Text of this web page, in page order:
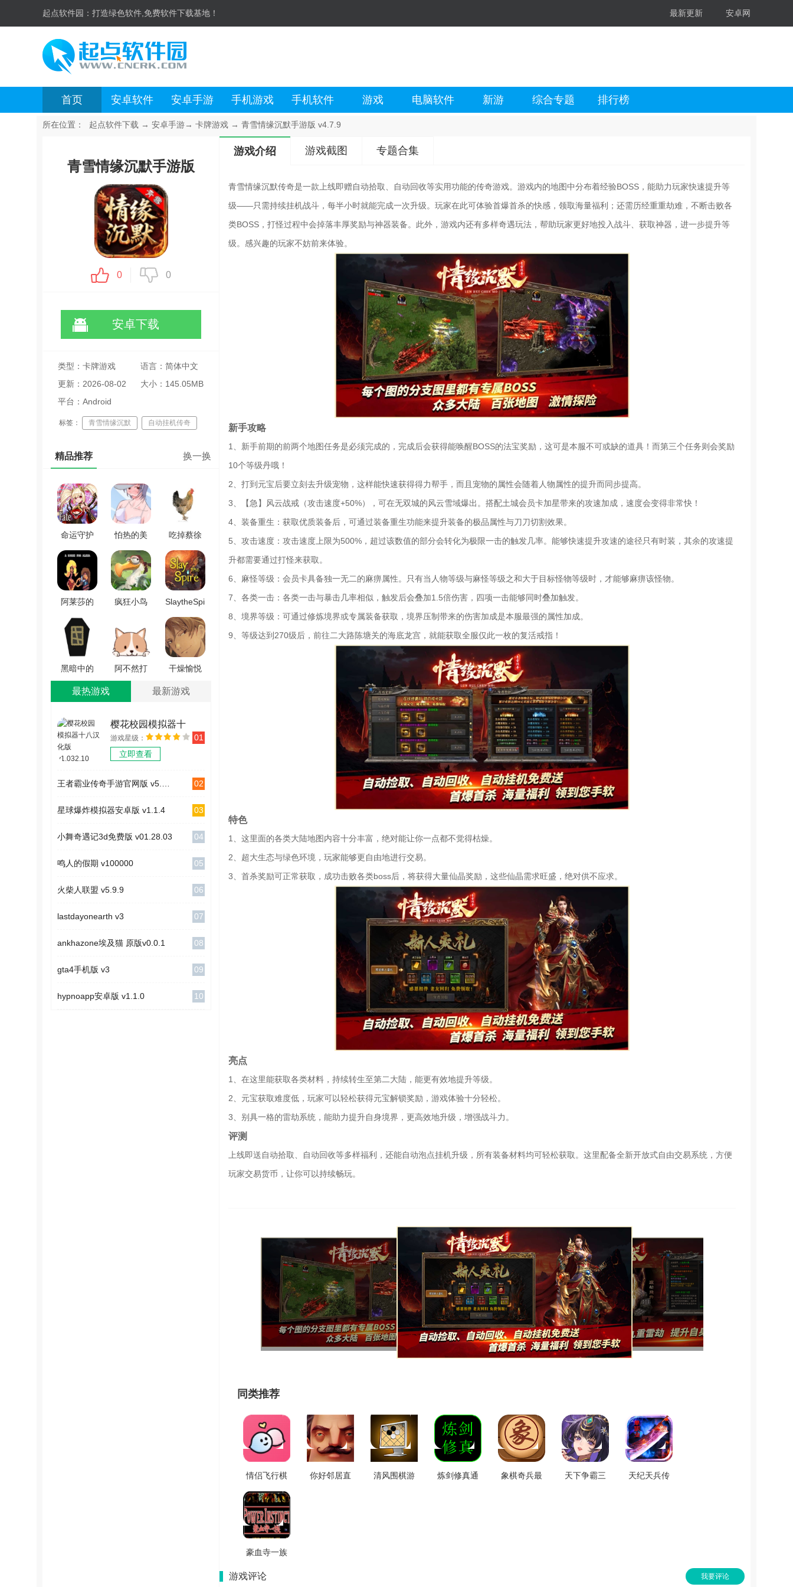
起点软件园： 打造绿色软件,免费软件下载基地！ 最新更新 安卓网
首页 安卓软件 安卓手游 手机游戏 手机软件 游戏 电脑软件 新游 综合专题 排行榜
所在位置： 起点软件下载 → 安卓手游→ 卡牌游戏 → 青雪情缘沉默手游版 v4.7.9
青雪情缘沉默手游版
0 0
安卓下载
类型：卡牌游戏
语言：简体中文
更新：2026-08-02
02:54:07
大小：145.05MB
平台：Android
标签： 青雪情缘沉默 自动挂机传奇
青雪情缘沉默传奇推荐专区
沉默专属合击传奇手游专区推荐
最新的切割沉默传奇手机版推荐
好玩的沉默切割传奇下载大全
热门的沉默专属传奇手机版合集
精品推荐 换一换
命运守护
夜网易版
V1.0.0
怕热的美
女无广告
版 V1.0
吃掉蔡徐
坤游戏官
方版 V1.0
阿莱莎的
房子游戏
纯净版
v1.0
疯狂小鸟
SlaytheSpire
游戏正版
V2.2.8
黑暗中的
女仆最新
免费版
patreon
阿不然打
牌啰通用
干燥愉悦
最热游戏 最新游戏
樱花校园模拟器十
八汉化版 v1.032.10
游戏星级：
立即查看
01
02
星球爆炸模拟器安卓版 v1.1.4 03
小舞奇遇记3d免费版 v01.28.03 04
鸣人的假期 v100000 05
火柴人联盟 v5.9.9 06
lastdayonearth v3 07
ankhazone埃及猫 原版v0.0.1 08
gta4手机版 v3 09
hypnoapp安卓版 v1.1.0 10
游戏介绍 游戏截图 专题合集
青雪情缘沉默传奇是一款上线即赠自动拾取、自动回收等实用功能的传奇游戏。游戏内的地图中分布着经验BOSS，能助力玩家快速提升等
级——只需持续挂机战斗，每半小时就能完成一次升级。玩家在此可体验首爆首杀的快感，领取海量福利；还需历经重重劫难，不断击败各
类BOSS，打怪过程中会掉落丰厚奖励与神器装备。此外，游戏内还有多样奇遇玩法，帮助玩家更好地投入战斗、获取神器，进一步提升等
级。感兴趣的玩家不妨前来体验。
新手攻略
1、新手前期的前两个地图任务是必须完成的，完成后会获得能唤醒BOSS的法宝奖励，这可是本服不可或缺的道具！而第三个任务则会奖励
10个等级丹哦！
2、打到元宝后要立刻去升级宠物，这样能快速获得得力帮手，而且宠物的属性会随着人物属性的提升而同步提高。
3、【急】风云战戒（攻击速度+50%），可在无双城的风云雪域爆出。搭配土城会员卡加星带来的攻速加成，速度会变得非常快！
4、装备重生：获取优质装备后，可通过装备重生功能来提升装备的极品属性与刀刀切割效果。
5、攻击速度：攻击速度上限为500%，超过该数值的部分会转化为极限一击的触发几率。能够快速提升攻速的途径只有时装，其余的攻速提
升都需要通过打怪来获取。
6、麻怪等级：会员卡具备独一无二的麻痹属性。只有当人物等级与麻怪等级之和大于目标怪物等级时，才能够麻痹该怪物。
7、各类一击：各类一击与暴击几率相似，触发后会叠加1.5倍伤害，四项一击能够同时叠加触发。
8、境界等级：可通过修炼境界或专属装备获取，境界压制带来的伤害加成是本服最强的属性加成。
9、等级达到270级后，前往二大路陈塘关的海底龙宫，就能获取全服仅此一枚的复活戒指！
特色
1、这里面的各类大陆地图内容十分丰富，绝对能让你一点都不觉得枯燥。
2、超大生态与绿色环境，玩家能够更自由地进行交易。
3、首杀奖励可正常获取，成功击败各类boss后，将获得大量仙晶奖励，这些仙晶需求旺盛，绝对供不应求。
亮点
1、在这里能获取各类材料，持续转生至第二大陆，能更有效地提升等级。
2、元宝获取难度低，玩家可以轻松获得元宝解锁奖励，游戏体验十分轻松。
3、别具一格的雷劫系统，能助力提升自身境界，更高效地升级，增强战斗力。
评测
上线即送自动拾取、自动回收等多样福利，还能自动泡点挂机升级，所有装备材料均可轻松获取。这里配备全新开放式自由交易系统，方便
玩家交易货币，让你可以持续畅玩。
同类推荐
情侣飞行棋
手机免费版
V1.7.0
你好邻居直
清风围棋游
炼剑修真通
象棋奇兵最
天下争霸三
天纪天兵传
豪血寺一族
V2021.02.06.14
游戏评论 我要评论